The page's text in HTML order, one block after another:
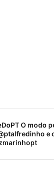
O modo
e